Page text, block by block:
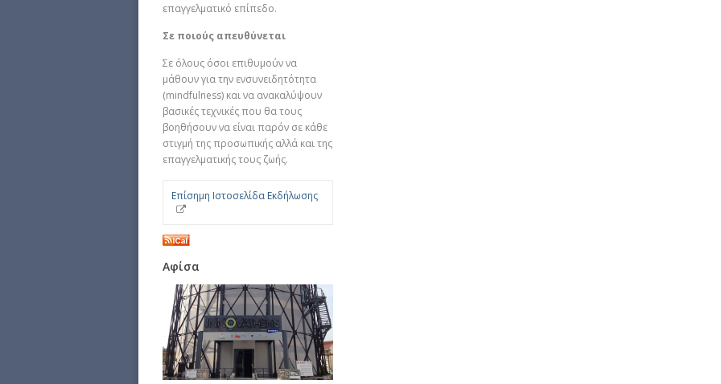
επαγγελματικό επίπεδο.
Σε ποιούς απευθύνεται
Σε όλους όσοι επιθυμούν να
μάθουν για την ενσυνειδητότητα
(mindfulness) και να ανακαλύψουν
βασικές τεχνικές που θα τους
βοηθήσουν να είναι παρόν σε κάθε
στιγμή της προσωπικής αλλά και της
επαγγελματικής τους ζωής.
Επίσημη Ιστοσελίδα Εκδήλωσης
Αφίσα